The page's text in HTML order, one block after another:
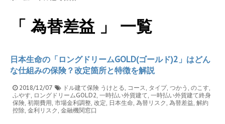
「 為替差益 」 一覧
日本生命の「ロングドリームGOLD(ゴールド)2」はどん
な仕組みの保険？改定箇所と特徴を解説
2018/12/07 ドル建て保険 うけとる コース タイプ, つかう のこす
ふやす ロングドリームGOLD2 一時払い外貨建て 一時払い外貨建て終身
保険 初期費用 市場金利調整 改定 日本生命 為替リスク 為替差益 解約
控除 金利リスク 金融機関窓口